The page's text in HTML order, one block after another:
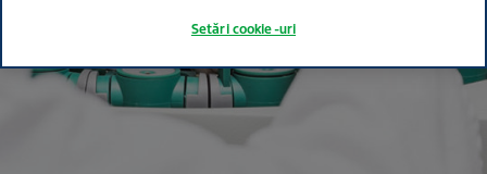
Setări cookie-uri